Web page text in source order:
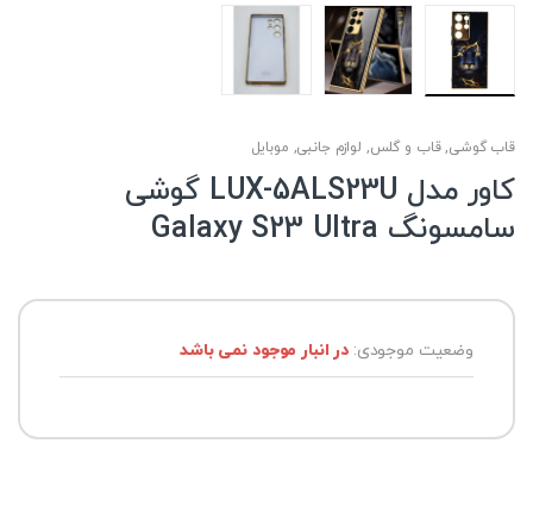
قاب گوشی,قاب و گلس, لوازم جانبی, موبایل
کاور مدل LUX-5ALS23U گوشی
سامسونگ Galaxy S23 Ultra
وضعیت موجودی:در انبار موجود نمی باشد